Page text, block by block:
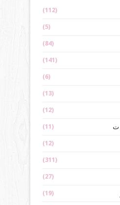
(112)
(5)
(84)
(141)
(6)
(13)
(12)
(11)
(12)
(311)
(27)
(19)